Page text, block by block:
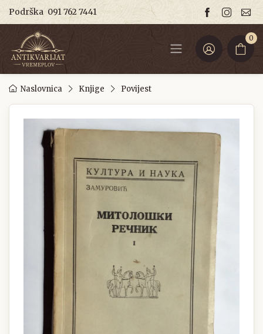
Podrška 091 762 7441
0
Naslovnica Knjige Povijest